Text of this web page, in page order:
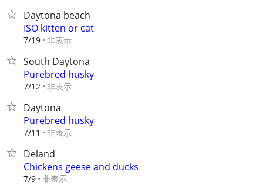
Daytona beach
ISO kitten or cat
7/19 非表示
South Daytona
Purebred husky
7/12 非表示
Daytona
Purebred husky
7/11 非表示
Deland
Chickens geese and ducks
7/9 非表示